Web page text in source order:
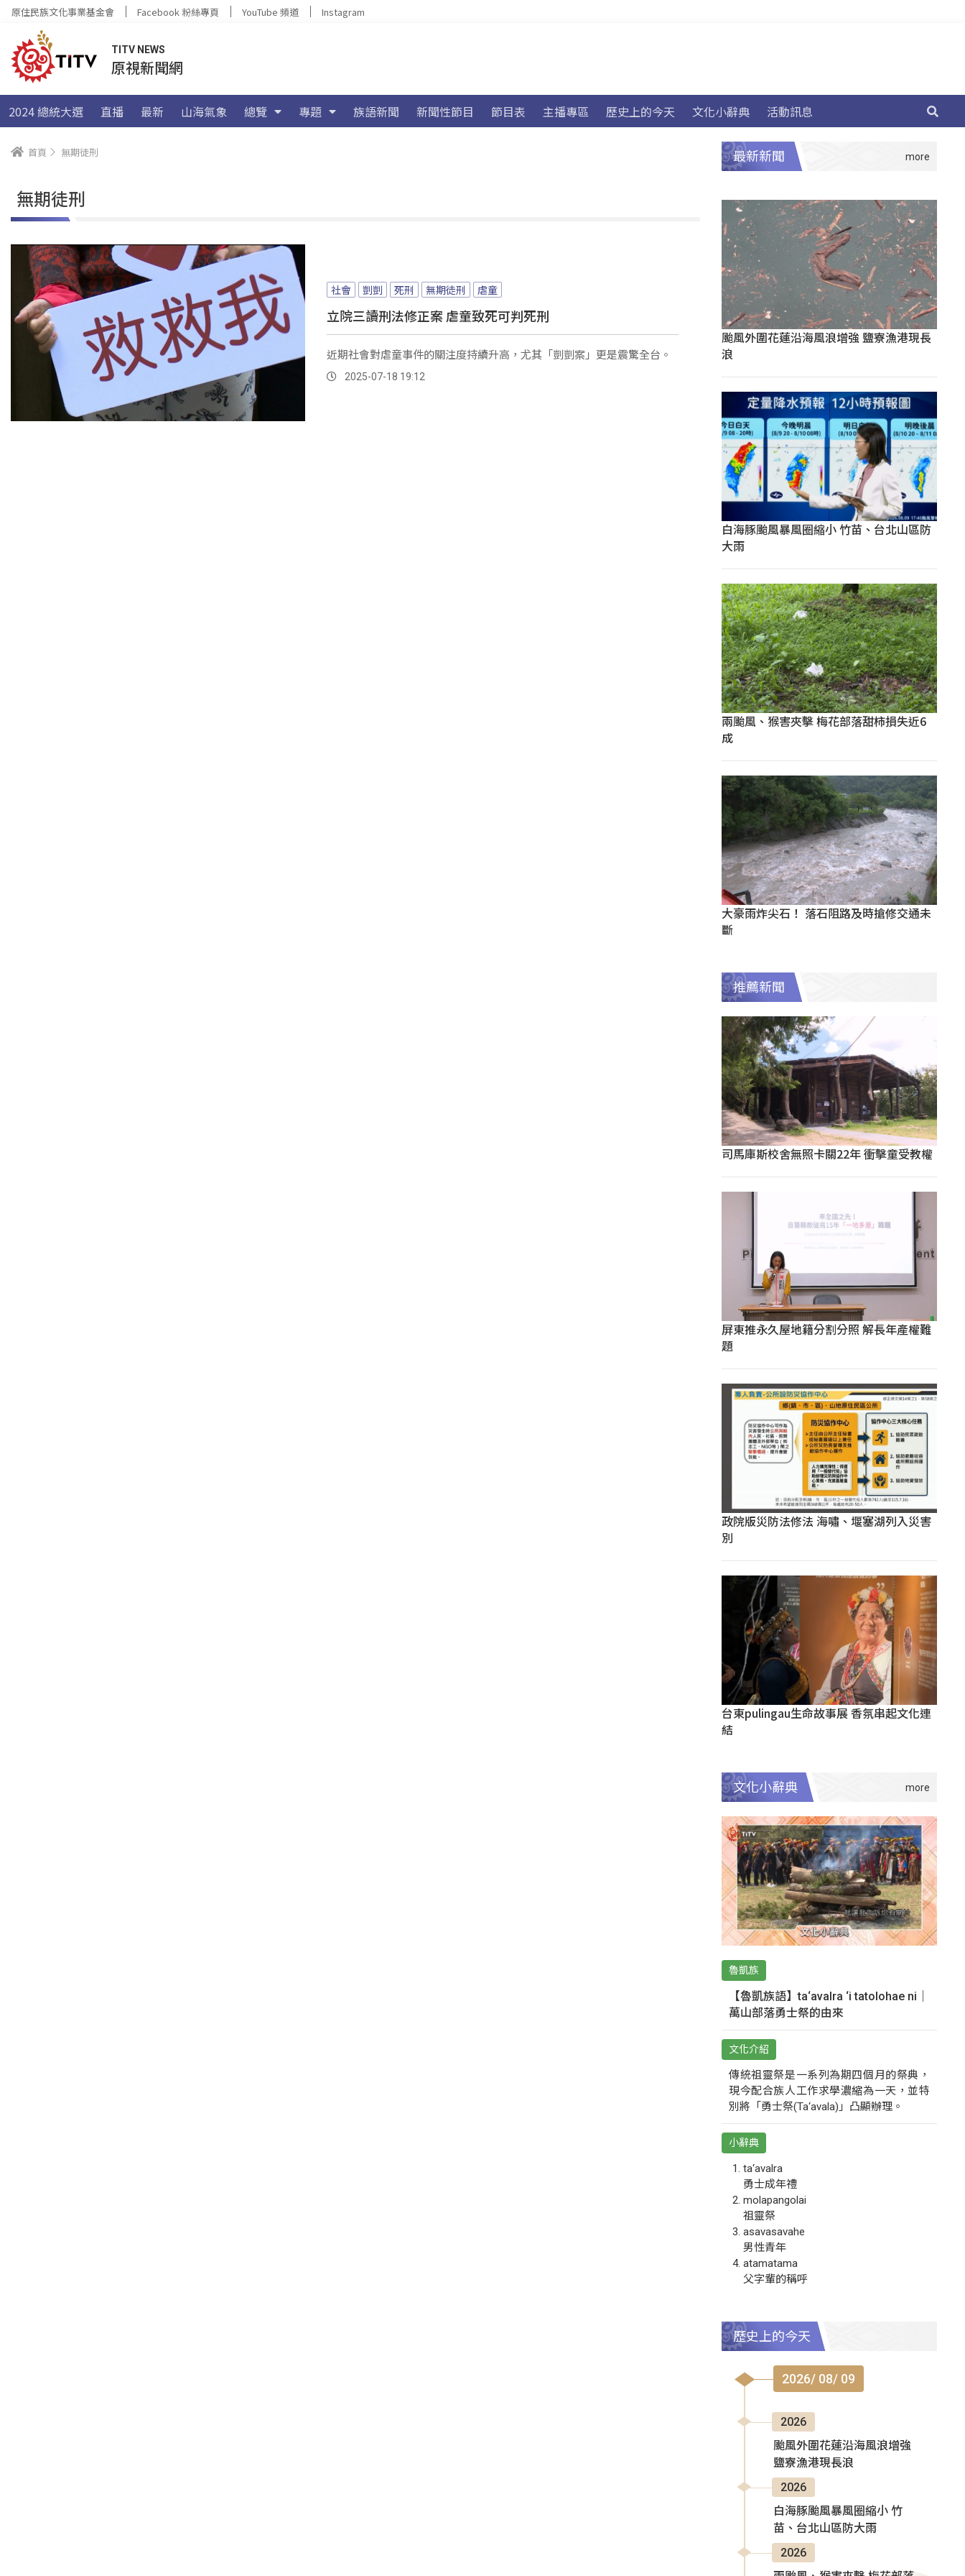
原住民族文化事業基金會 Facebook 粉絲專頁 YouTube 頻道 Instagram
TITV NEWS
原視新聞網
2024 總統大選 直播 最新 山海氣象 總覽 專題 族語新聞 新聞性節目 節目表 主播專區 歷史上的今天 文化小辭典 活動訊息
首頁 無期徒刑
無期徒刑
社會 剴剴 死刑 無期徒刑 虐童
立院三讀刑法修正案 虐童致死可判死刑
近期社會對虐童事件的關注度持續升高，尤其「剴剴案」更是震驚全台。
2025-07-18 19:12
最新新聞
颱風外圍花蓮沿海風浪增強 鹽寮漁港現長
浪
白海豚颱風暴風圈縮小 竹苗、台北山區防
大雨
兩颱風、猴害夾擊 梅花部落甜柿損失近6
成
大豪雨炸尖石！ 落石阻路及時搶修交通未
斷
推薦新聞
司馬庫斯校舍無照卡關22年 衝擊童受教權
屏東推永久屋地籍分割分照 解長年產權難
題
政院版災防法修法 海嘯、堰塞湖列入災害
別
台東pulingau生命故事展 香氛串起文化連
結
文化小辭典
魯凱族
【魯凱族語】ta‘avalra ‘i tatolohae ni｜
萬山部落勇士祭的由來
文化介紹
傳統祖靈祭是一系列為期四個月的祭典，
現今配合族人工作求學濃縮為一天，並特
別將「勇士祭(Ta‘avala)」凸顯辦理。
小辭典
ta‘avalra
勇士成年禮
molapangolai
祖靈祭
asavasavahe
男性青年
atamatama
父字輩的稱呼
歷史上的今天
2026/ 08/ 09
2026
颱風外圍花蓮沿海風浪增強
鹽寮漁港現長浪
2026
白海豚颱風暴風圈縮小 竹
苗、台北山區防大雨
2026